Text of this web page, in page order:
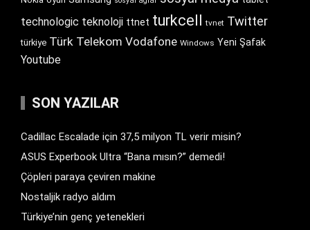
technologic teknoloji ttnet turkcell tvnet Twitter
türkiye Türk Telekom Vodafone Windows Yeni Şafak
Youtube
SON YAZILAR
Cadillac Escalade için 37,5 milyon TL verir misin?
ASUS Experbook Ultra “Bana mısın?” demedi!
Çöpleri paraya çeviren makine
Nostaljik radyo aldım
Türkiye’nin genç yetenekleri